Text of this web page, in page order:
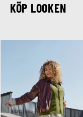
KÖP LOOKEN